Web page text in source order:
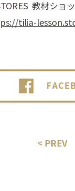
教材ショ
tilia-
< PREV